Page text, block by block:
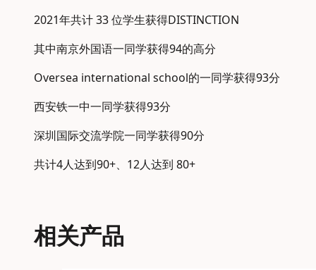
2021年共计 33 位学生获得DISTINCTION
其中南京外国语一同学获得94的高分
Oversea international school的一同学获得93分
西安铁一中一同学获得93分
深圳国际交流学院一同学获得90分
共计4人达到90+、12人达到 80+
相关产品